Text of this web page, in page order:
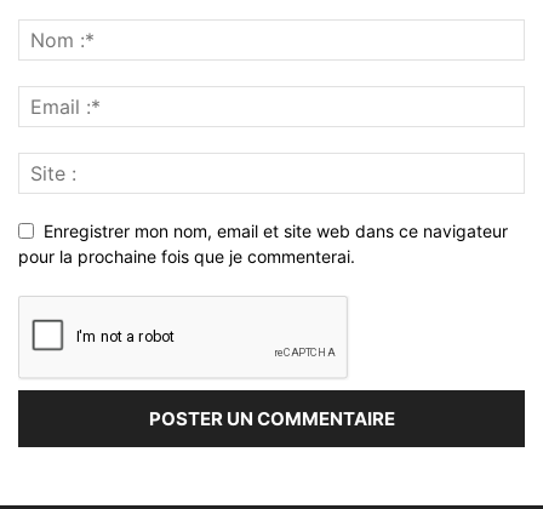
Enregistrer mon nom, email et site web dans ce navigateur
pour la prochaine fois que je commenterai.